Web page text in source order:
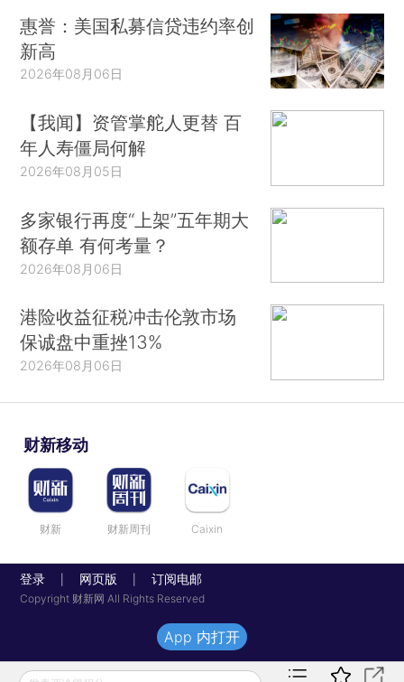
惠誉：美国私募信贷违约率创
新高
2026年08月06日
【我闻】资管掌舵人更替 百
年人寿僵局何解
2026年08月05日
多家银行再度“上架”五年期大
额存单 有何考量？
2026年08月06日
港险收益征税冲击伦敦市场
保诚盘中重挫13%
2026年08月06日
财新移动
财新 财新周刊 Caixin
登录 网页版 订阅电邮
Copyright 财新网 All Rights Reserved
App 内打开